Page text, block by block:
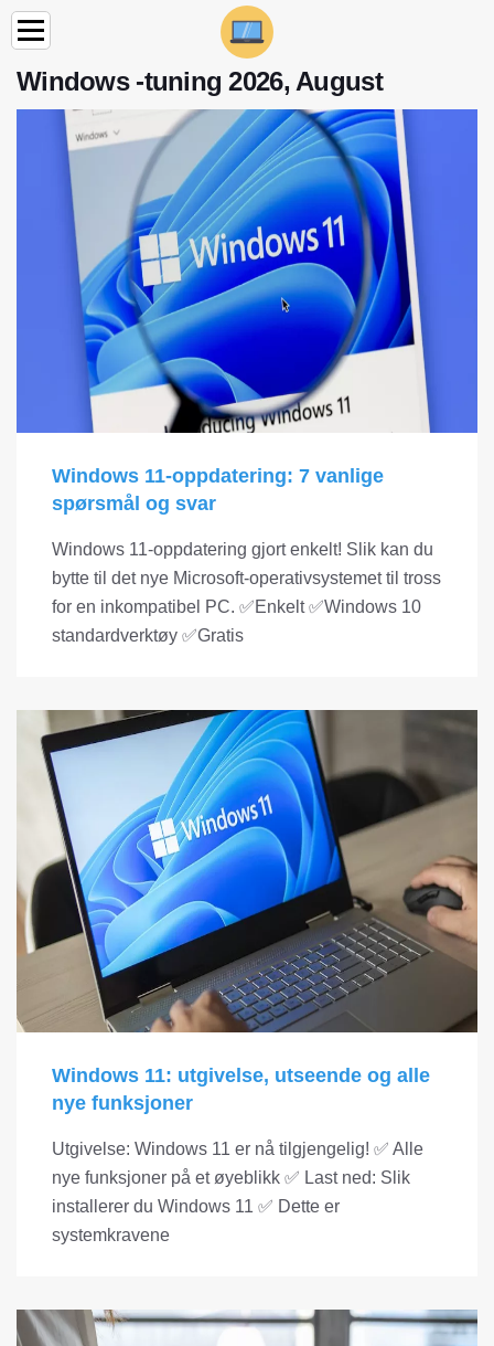
Windows -tuning 2026, August
Windows 11-oppdatering: 7 vanlige
spørsmål og svar
Windows 11-oppdatering gjort enkelt! Slik kan du
bytte til det nye Microsoft-operativsystemet til tross
for en inkompatibel PC. ✅Enkelt ✅Windows 10
standardverktøy ✅Gratis
Windows 11: utgivelse, utseende og alle
nye funksjoner
Utgivelse: Windows 11 er nå tilgjengelig! ✅ Alle
nye funksjoner på et øyeblikk ✅ Last ned: Slik
installerer du Windows 11 ✅ Dette er
systemkravene